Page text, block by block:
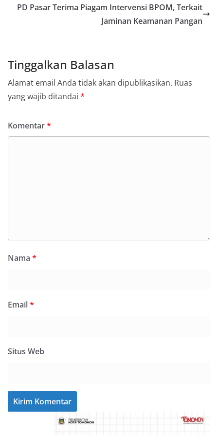
PD Pasar Terima Piagam Intervensi BPOM, Terkait
Jaminan Keamanan Pangan
Tinggalkan Balasan
Alamat email Anda tidak akan dipublikasikan. Ruas
yang wajib ditandai *
Komentar*
Nama *
Email*
Situs Web